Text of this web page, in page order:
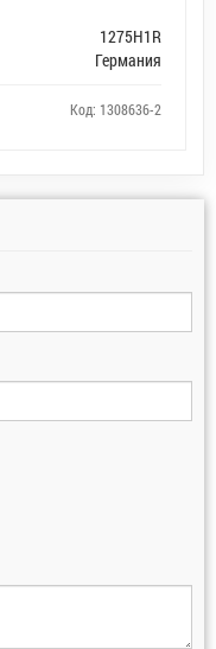
1275H1R
Германия
Код: 1308636-2